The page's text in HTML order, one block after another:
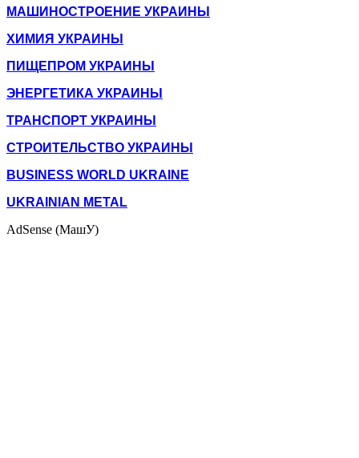
МАШИНОСТРОЕНИЕ УКРАИНЫ
ХИМИЯ УКРАИНЫ
ПИЩЕПРОМ УКРАИНЫ
ЭНЕРГЕТИКА УКРАИНЫ
ТРАНСПОРТ УКРАИНЫ
СТРОИТЕЛЬСТВО УКРАИНЫ
BUSINESS WORLD UKRAINE
UKRAINIAN METAL
AdSense (МашУ)